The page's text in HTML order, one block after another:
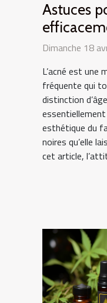
Astuces
Dimanche 18
L’acné est une
fréquente qui
distinction
essentiellement
esthétique du
noires qu’elle
cet article,